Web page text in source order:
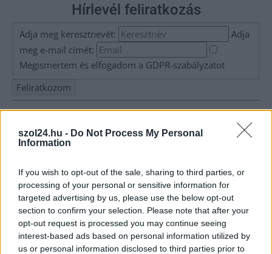
szol24.hu - Do Not Process My Personal
Information
If you wish to opt-out of the sale, sharing to third parties, or
processing of your personal or sensitive information for
targeted advertising by us, please use the below opt-out
section to confirm your selection. Please note that after your
opt-out request is processed you may continue seeing
interest-based ads based on personal information utilized by
us or personal information disclosed to third parties prior to
Hírlevél feliratkozás
Adja meg keresztnevét:
Adja
meg e-mail címét:
Megismertem és elfogadom a GDPR-szabályzatot
Nem szeretne lemaradni semmiről? Csak egy kattintás, és hírlevelünk a
legfrissebb információkkal és exkluzív tartalmakkal hétről hétre
postaládájába érkezik!
A SZOL24 legfrissebb 24 cikke
Már magasabb szinten is nyomoznak Szijjártó
büntetőügyében, vesztegetés miatt 3 év letöltendőt kaphat és
ez csak az egyik botrány